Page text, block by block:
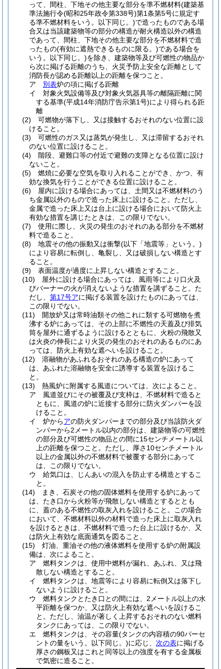
って、間柱、下地その他主要な部分を準不燃材料(建築基
準法施行令(昭和25年政令第338号)第1条第5号に規定す
る準不燃材料をいう。以下同じ。)で造ったものである場
合又は当該建築物等の部分の構造が耐火構造以外の構造
であって、間柱、下地その他主要な部分を不燃材料で造
ったもの(有効に遮熱できるものに限る。)である場合を
いう。以下同じ。)を除き、建築物等及び可燃性の物品か
ら次に掲げる距離のうち、火災予防上安全な距離として
消防長が認める距離以上の距離を保つこと。
ア
別表炉の項に掲げる距離
イ
対象火気設備等及び対象火気器具等の離隔距離に関
する基準(平成14年消防庁告示第1号)により得られる距
離
(2)
可燃物が落下し、又は接触するおそれのない位置に設
けること。
(3)
可燃性のガス又は蒸気が発生し、又は滞留するおそれ
のない位置に設けること。
(4)
階段、避難口等の付近で避難の支障となる位置に設け
ないこと。
(5)
燃焼に必要な空気を取り入れることができ、かつ、有
効な換気を行うことができる位置に設けること。
(6)
屋内に設ける場合にあっては、土間又は不燃材料のう
ち金属以外のもので造った床上に設けること。 ただし、
金属で造った床上又は台上に設ける場合において防火上
有効な措置を講じたときは、この限りでない。
(7)
使用に際し、火災の発生のおそれのある部分を不燃材
料で造ること。
(8)
地震その他の振動又は衝撃(以下「地震等」という。)
により容易に転倒し、亀裂し、又は破損しない構造とす
ること。
(9)
表面温度が過度に上昇しない構造とすること。
(10)
屋外に設ける場合にあっては、風雨等により口火及
びバーナーの火が消えないような措置を講ずること。 た
だし、 第17号アに掲げる装置を設けたものにあっては、
この限りでない。
(11)
開放炉又は常時油類その他これに類する可燃物を煮
沸する炉にあっては、その上部に不燃性の天蓋及び排気
筒を屋外に通ずるように設けるとともに、火粉の飛散又
は火炎の伸長により火災の発生のおそれのあるものにあ
っては、防火上有効な遮へいを設けること。
(12)
溶融物があふれるおそれのある構造の炉にあって
は、あふれた溶融物を安全に誘導する装置を設けるこ
と。
(13)
熱風炉に附属する風道については、次によること。
ア
風道並びにその被覆及び支枠は、不燃材料で造ると
ともに、風道の炉に近接する部分に防火ダンパーを設
けること。
イ
炉からアの防火ダンパーまでの部分及び当該防火ダ
ンパーから2メートル以内の部分は、建築物等の可燃性
の部分及び可燃性の物品との間に15センチメートル以
上の距離を保つこと。 ただし、厚さ10センチメートル
以上の金属以外の不燃材料で被覆する部分にあって
は、この限りでない。
ウ
給気口は、じんあいの混入を防止する構造とするこ
と。
(14)
まき、石炭その他の固体燃料を使用する炉にあって
は、たき口から火粉等が飛散しない構造とするととも
に、蓋のある不燃性の取灰入れを設けること。
この場合
において、不燃材料以外の材料で造った床上に取灰入れ
を設けるときは、不燃材料で造った台上に設けるか、又
は防火上有効な底面通気を図ること。
(15)
灯油、重油その他の液体燃料を使用する炉の附属設
備は、次によること。
ア
燃料タンクは、使用中燃料が漏れ、あふれ、又は飛
散しない構造とすること。
イ
燃料タンクは、地震等により容易に転倒又は落下し
ないように設けること。
ウ
燃料タンクとたき口との間には、2メートル以上の水
平距離を保つか、又は防火上有効な遮へいを設けるこ
と。 ただし、油温が著しく上昇するおそれのない燃料
タンクにあっては、この限りでない。
エ
燃料タンクは、その容量(タンクの内容積の90パーセ
ントの量をいう。以下同じ。)に応じ、 次の表に掲げる
厚さの鋼板又はこれと同等以上の強度を有する金属板
で気密に造ること。